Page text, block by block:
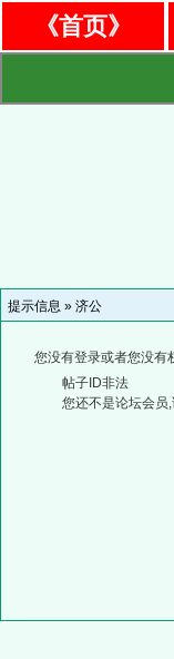
《首页》
提示信息 » 济公
您没有登录或者您没有
帖子ID非法
您还不是论坛会员